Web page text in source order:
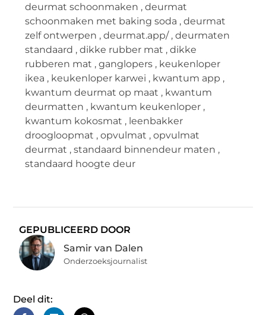
deurmat schoonmaken ,deurmat
schoonmaken met baking soda ,deurmat
zelf ontwerpen ,deurmat.app/,deurmaten
standaard ,dikke rubber mat ,dikke
rubberen mat ,ganglopers , keukenloper
ikea , keukenloper karwei , kwantum app ,
kwantum deurmat op maat , kwantum
deurmatten , kwantum keukenloper ,
kwantum kokosmat , leenbakker
droogloopmat ,opvulmat ,opvulmat
deurmat ,standaard binnendeur maten ,
standaard hoogte deur
GEPUBLICEERD DOOR
Samir van Dalen
Onderzoeksjournalist
Deel dit: